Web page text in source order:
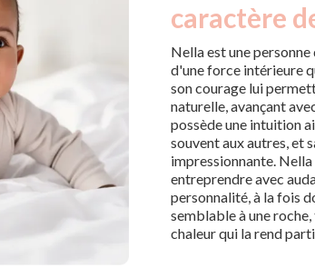
caractère
Nella est une
d'une force intérieure
son courage lui
naturelle, avançant
possède une intuition
souvent aux autres, et
impressionnante.
entreprendre avec
personnalité, à la fois
semblable à une
chaleur qui la rend